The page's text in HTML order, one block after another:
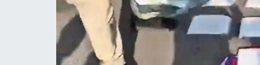
Eleman
En çok konuşulanlar